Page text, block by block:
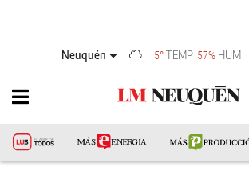
Neuquén 5°TEMP 57% HUM